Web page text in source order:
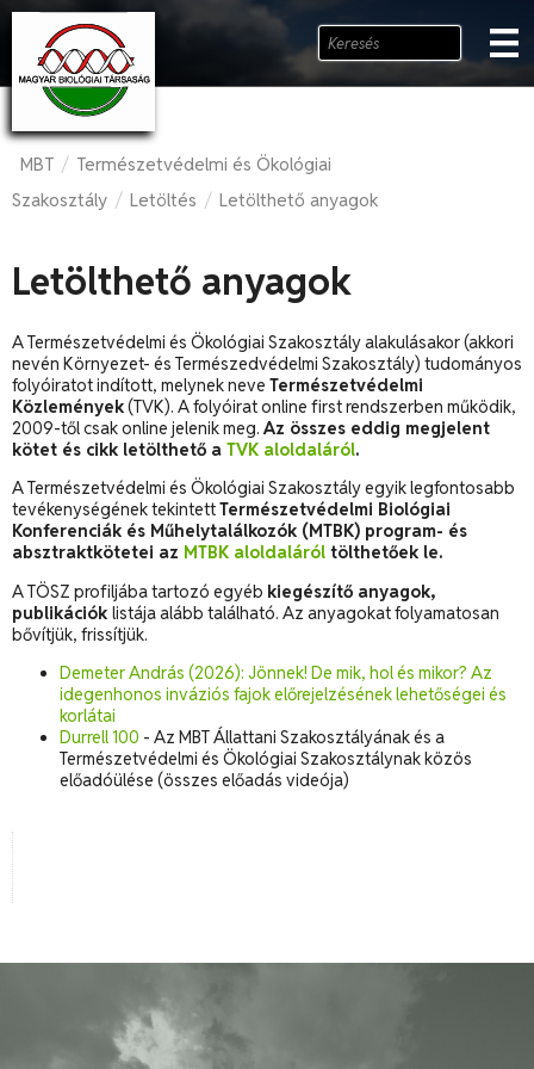
MBT / Természetvédelmi és Ökológiai
Szakosztály / Letöltés / Letölthető anyagok
Letölthető anyagok
A Természetvédelmi és Ökológiai Szakosztály alakulásakor (akkori
nevén Környezet- és Természedvédelmi Szakosztály) tudományos
folyóiratot indított, melynek neve Természetvédelmi
Közlemények(TVK). A folyóirat online first rendszerben működik,
2009-től csak online jelenik meg. Az összes eddig megjelent
kötet és cikk letölthető a TVK aloldaláról.
A Természetvédelmi és Ökológiai Szakosztály egyik legfontosabb
tevékenységének tekintettTermészetvédelmi Biológiai
Konferenciák és Műhelytalálkozók (MTBK) program- és
absztraktkötetei az MTBK aloldaláról tölthetőek le.
A TÖSZ profiljába tartozó egyéb kiegészítő anyagok,
publikációk listája alább található. Az anyagokat folyamatosan
bővítjük, frissítjük.
Demeter András (2026): Jönnek! De mik, hol és mikor? Az
idegenhonos inváziós fajok előrejelzésének lehetőségei és
korlátai
Durrell 100 - Az MBT Állattani Szakosztályának és a
Természetvédelmi és Ökológiai Szakosztálynak közös
előadóülése (összes előadás videója)